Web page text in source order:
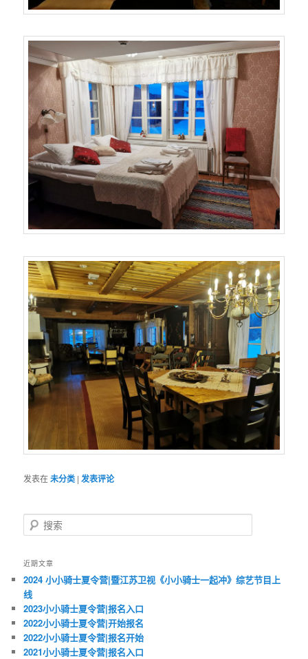
发表在未分类 |发表评论
搜
索
近期文章
2024 小小骑士夏令营|暨江苏卫视《小小骑士一起冲》综艺节目上
线
2023小小骑士夏令营|报名入口
2022小小骑士夏令营|开始报名
2022小小骑士夏令营|报名开始
2021小小骑士夏令营|报名入口